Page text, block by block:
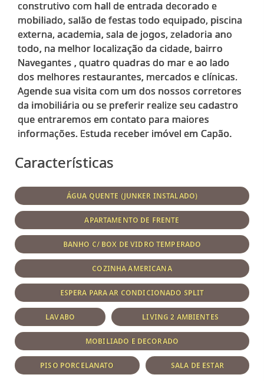
construtivo com hall de entrada decorado e
mobiliado, salão de festas todo equipado, piscina
externa, academia, sala de jogos, zeladoria ano
todo, na melhor localização da cidade, bairro
Navegantes , quatro quadras do mar e ao lado
dos melhores restaurantes, mercados e clínicas.
Agende sua visita com um dos nossos corretores
da imobiliária ou se preferir realize seu cadastro
que entraremos em contato para maiores
Características
ÁGUA QUENTE (JUNKER INSTALADO)
APARTAMENTO DE FRENTE
BANHO C/ BOX DE VIDRO TEMPERADO
COZINHA AMERICANA
ESPERA PARA AR CONDICIONADO SPLIT
LAVABO LIVING 2 AMBIENTES
MOBILIADO E DECORADO
PISO PORCELANATO SALA DE ESTAR